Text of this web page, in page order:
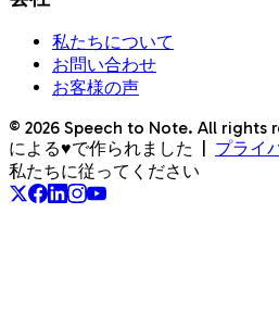
私たちについて
お問い合わせ
お客様の声
© 2026 Speech to Note. All rights
による♥で作られました
プライ
私たちに従ってください